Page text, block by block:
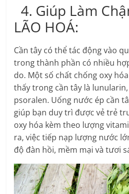
4. Giúp Làm
LÃO HOÁ:
Cần tây có thể tác động vào
trong thành phần có nhiều
do. Một số chất chống oxy
thấy trong cần tây là
psoralen. Uống nước ép cần
giúp bạn duy trì được vẻ trẻ
oxy hóa kèm theo lượng
ra, việc tiếp nạp lượng nước
độ đàn hồi, mềm mại và tươi